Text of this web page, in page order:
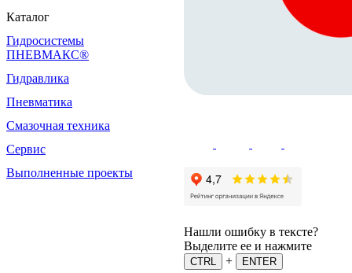
Каталог
Гидросистемы
ПНЕВМАКС®
Гидравлика
Пневматика
Смазочная техника
Сервис
Выполненные проекты
Нашли ошибку в тексте?
Выделите ее и нажмите
CTRL +
ENTER